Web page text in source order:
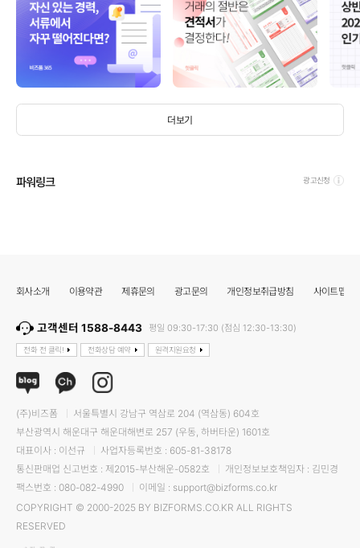
더보기
파워링크 광고신청
회사소개 이용약관 제휴문의 광고문의 개인정보취급방침 사이트맵
고객센터 1588-8443 평일 09:30-17:30 (점심 12:30-13:30)
전화 전 클릭! 전화상담 예약 원격지원요청
(주)비즈폼
서울특별시 강남구 역삼로 204 (역삼동) 604호
부산광역시 해운대구 해운대해변로 257 (우동, 하버타운) 1601호
대표이사 : 이선규
사업자등록번호 : 605-81-38178
통신판매업 신고번호 : 제2015-부산해운-0582호
개인정보보호책임자 : 김민경
팩스번호 : 080-082-4990
이메일 : support@bizforms.co.kr
COPYRIGHT © 2000-2025 BY BIZFORMS.CO.KR ALL RIGHTS
RESERVED